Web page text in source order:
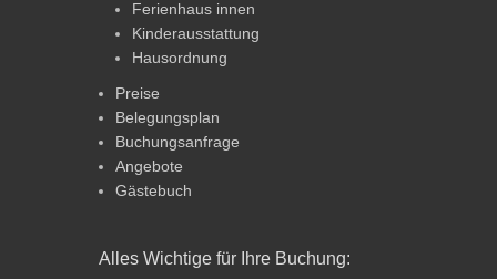
Ferienhaus innen
Kinderausstattung
Hausordnung
Preise
Belegungsplan
Buchungsanfrage
Angebote
Gästebuch
Alles Wichtige für Ihre Buchung: